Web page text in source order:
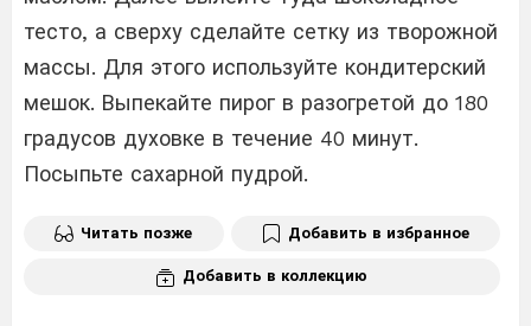
тесто, а сверху сделайте сетку из творожной
массы. Для этого используйте кондитерский
мешок. Выпекайте пирог в разогретой до 180
градусов духовке в течение 40 минут.
Посыпьте сахарной пудрой.
Читать позже Добавить в избранное
Добавить в коллекцию